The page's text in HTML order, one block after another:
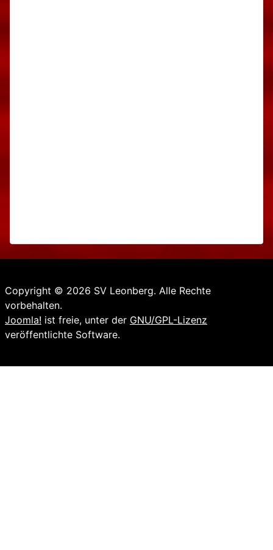
Copyright © 2026 SV Leonberg. Alle Rechte
vorbehalten.
Joomla! ist freie, unter der GNU/GPL-Lizenz
veröffentlichte Software.